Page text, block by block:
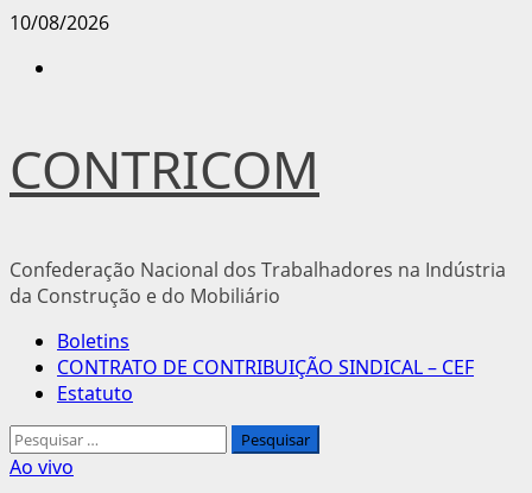
Avançar
10/08/2026
CONTRICOM
Confederação Nacional dos Trabalhadores na Indústria
da Construção e do Mobiliário
Menu
principal
Boletins
CONTRATO DE CONTRIBUIÇÃO SINDICAL – CEF
Estatuto
Pesquisar
por:
Ao vivo